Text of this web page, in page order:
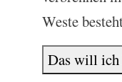
Weste
Das will ich